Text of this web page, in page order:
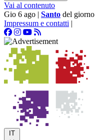
Vai al contenuto
Gio 6 ago | Santo del giorno
Impressum e contatti |
IT